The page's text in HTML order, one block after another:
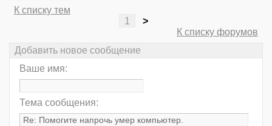
К списку тем
1
>
К списку форумов
Добавить новое сообщение
Ваше имя:
Тема сообщения: